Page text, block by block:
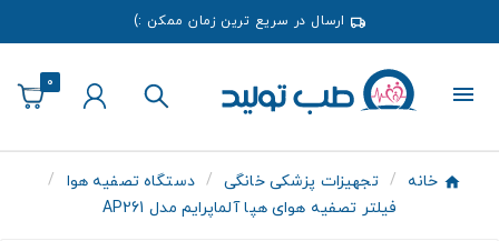
ارسال در سریع ترین زمان ممکن :)
0
خانه تجهیزات پزشکی خانگی
دستگاه تصفیه هوا
فیلتر تصفیه هوای هپا آلماپرایم مدل AP261